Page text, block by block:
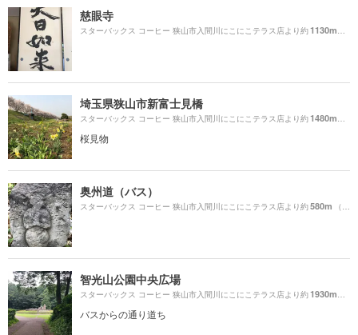
慈眼寺
スターバックス コーヒー 狭山市入間川にこにこテラス店より約1130m （徒
埼玉県狭山市新富士見橋
スターバックス コーヒー 狭山市入間川にこにこテラス店より約1480m （徒
桜見物
奥州道（バス）
スターバックス コーヒー 狭山市入間川にこにこテラス店より約580m （徒歩10分）
智光山公園中央広場
スターバックス コーヒー 狭山市入間川にこにこテラス店より約1930m （徒
バスからの通り道ち